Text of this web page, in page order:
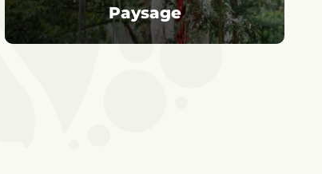
Paysage